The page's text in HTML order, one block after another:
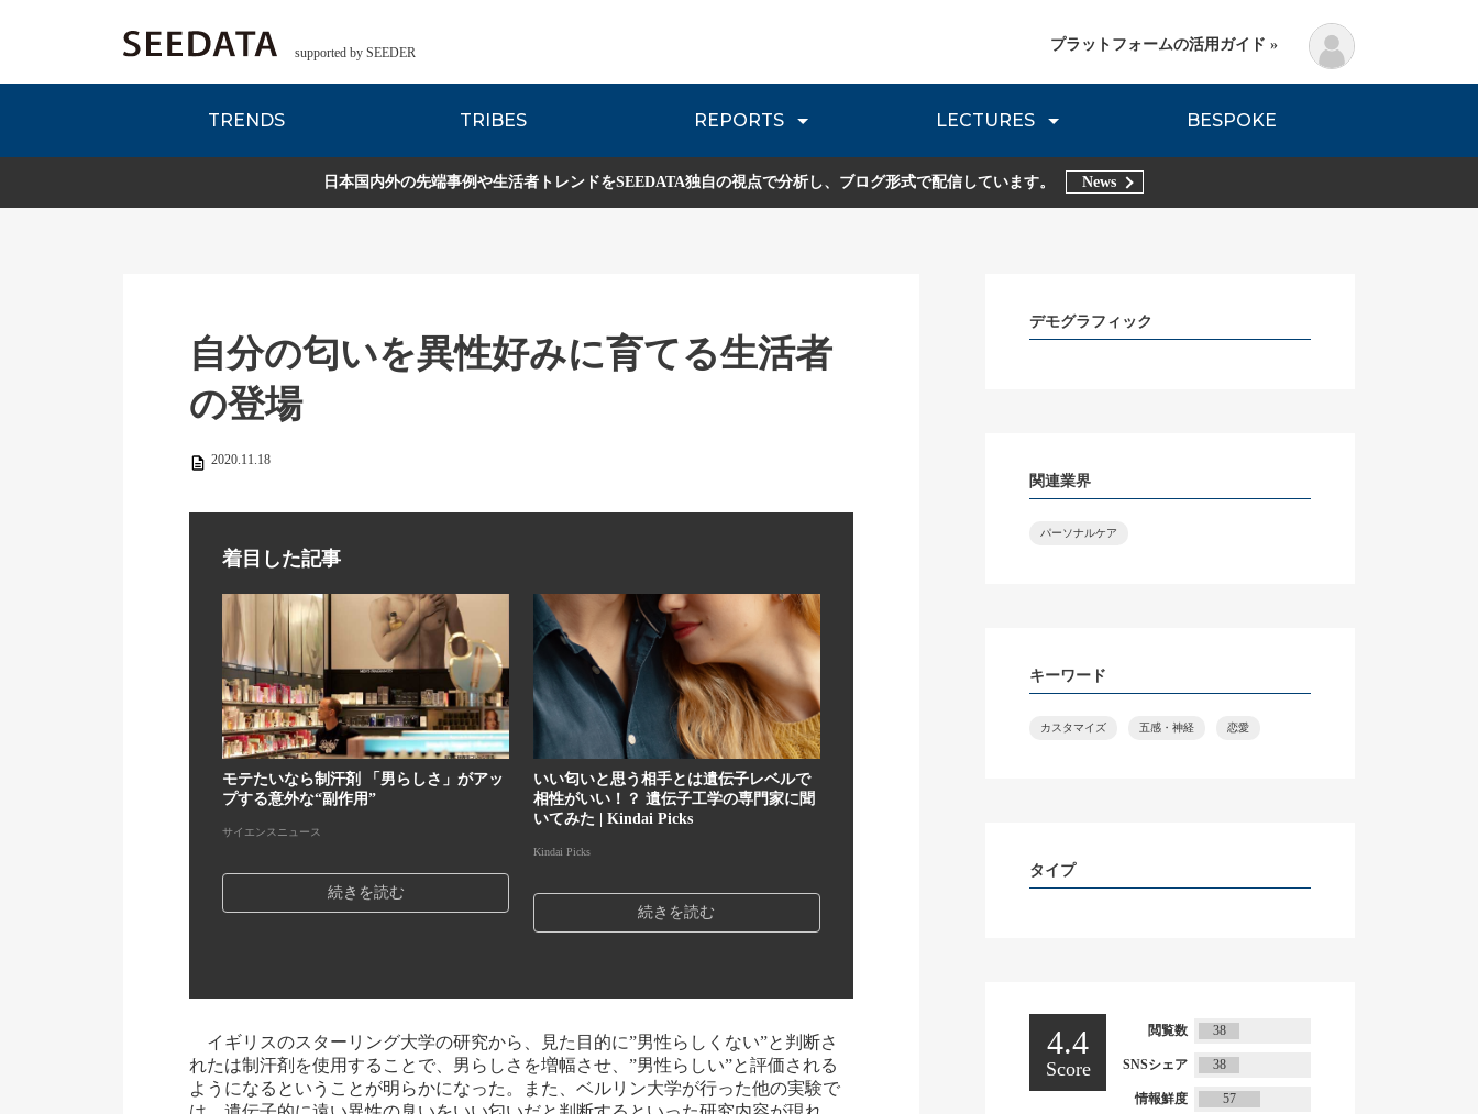
supported by SEEDER
TRENDS TRIBES REPORTS
EDITORIAL REPORT Zsレポート 流通レポート JOURNEY REVIEW DNVB REPORT TRIBE REPORTS
LECTURES
各種データのご紹介 Planning Method
BESPOKE
プラットフォームの活用ガイド »
日本国内外の先端事例や生活者トレンドをSEEDATA独自の視点で分析し、ブログ形式で配信しています。 News
自分の匂いを異性好みに育てる生活者
の登場
2020.11.18
着目した記事
モテたいなら制汗剤 「男らしさ」がアッ
プする意外な“副作用”
サイエンスニュース
続きを読む
いい匂いと思う相手とは遺伝子レベルで
相性がいい！？ 遺伝子工学の専門家に聞
いてみた | Kindai Picks
Kindai Picks
続きを読む
イギリスのスターリング大学の研究から、見た目的に”男性らしくない”と判断さ
れたは制汗剤を使用することで、男らしさを増幅させ、”男性らしい”と評価される
ようになるということが明らかになった。また、ベルリン大学が行った他の実験で
デモグラフィック
関連業界
パーソナルケア
キーワード
カスタマイズ 五感・神経 恋愛
タイプ
4.4
Score
閲覧数 38
SNSシェア 38
情報鮮度 57